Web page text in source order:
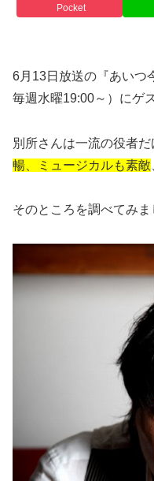
Pocket
6月13日放送の『あいつ
毎週水曜19:00～）にゲ
別所さんは一流の役者だ
暢、ミュージカルも素敵
そのところを調べてみま